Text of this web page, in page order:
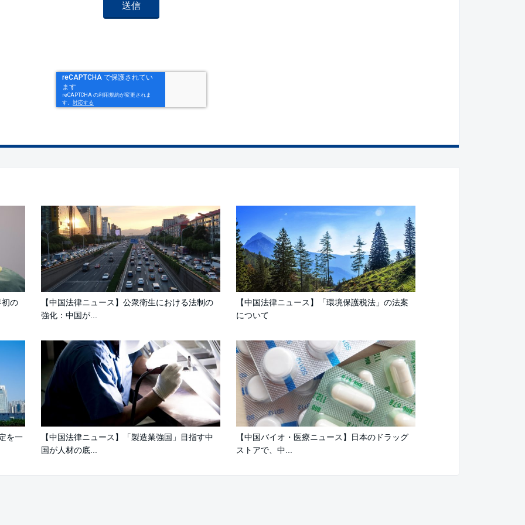
初の
【中国法律ニュース】公衆衛生における法制の
強化：中国が...
【中国法律ニュース】「環境保護税法」の法案
について
を一
【中国法律ニュース】「製造業強国」目指す中
国が人材の底...
【中国バイオ・医療ニュース】日本のドラッグ
ストアで、中...